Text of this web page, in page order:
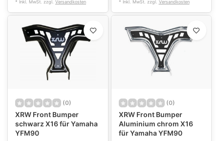
* Inkl. MwSt. zzgl. Versandkosten * Inkl. MwSt. zzgl. Versandkosten
(0)
XRW Front Bumper
schwarz X16 für Yamaha
YFM90
(0)
XRW Front Bumper
Aluminium chrom X16
für Yamaha YFM90